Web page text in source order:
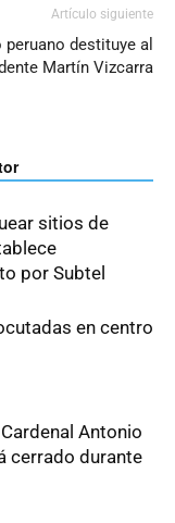
Artículo siguiente
peruano destituye al
Martín Vizcarra
sitios de
por Subtel
en centro
Antonio
cerrado durante